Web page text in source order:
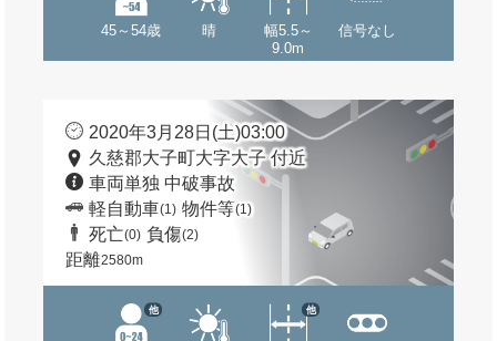
45～54歳 晴
幅5.5～
9.0m
信号なし
2020年3月28日(土)03:00
久慈郡大子町大字大子 付近
車両単独 中破事故
軽自動車(1) 物件等(1)
死亡(0) 負傷(2)
距離2580m
他 他